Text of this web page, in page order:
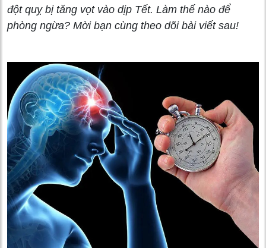
đột quỵ bị tăng vọt vào dịp Tết. Làm thế nào để
phòng ngừa? Mời bạn cùng theo dõi bài viết sau!